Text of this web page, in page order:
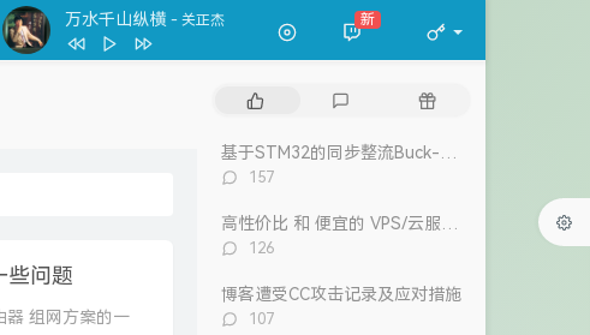
我的宣言 - 周柏豪
2 一格格
3 万水千山纵横
周柏豪
张国荣
吴雨霏 / 周柏豪
9
我们万岁
陈奕迅 / eason and the duo band
10 目前 洪卓立
新
些问题
器 组网方案的一
文
章
评
随
评
数：
157
评
数：
126
博客遭受CC攻击记录及应对措施
评
107